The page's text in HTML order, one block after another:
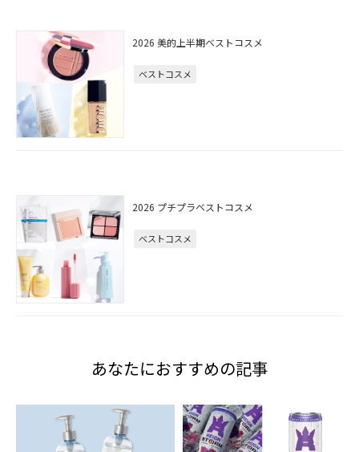
2026 美的上半期ベストコスメ
ベストコスメ
2026 プチプラベストコスメ
ベストコスメ
あなたにおすすめの記事